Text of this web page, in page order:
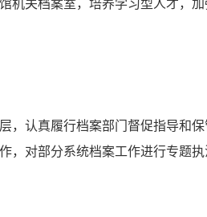
机关档案室，培养学习型人才，
认真履行档案部门督促指导和保
，对部分系统档案工作进行专题